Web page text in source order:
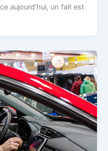
aujourd’hui, un fait est